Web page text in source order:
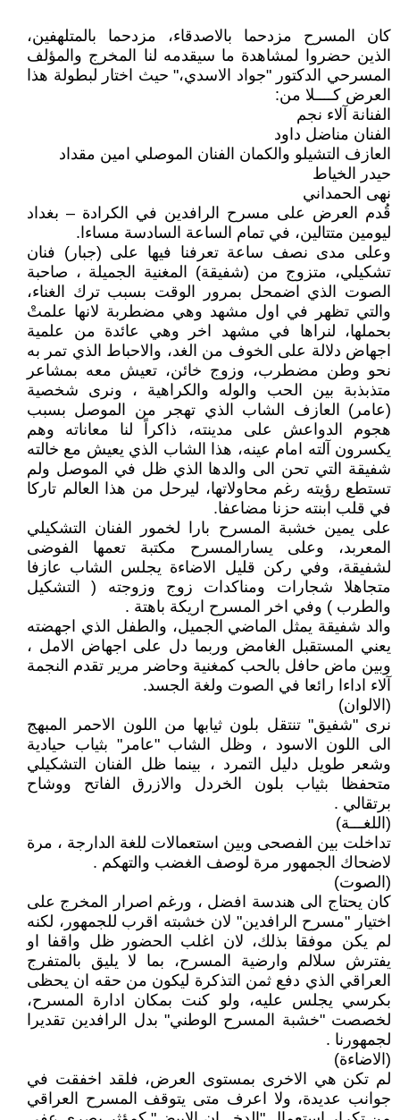
كان المسرح مزدحما بالاصدقاء، مزدحما بالمتلهفين،
الذين حضروا لمشاهدة ما سيقدمه لنا المخرج والمؤلف
المسرحي الدكتور "جواد الاسدي،" حيث اختار لبطولة هذا
العرض كــــلا من:
الفنانة آلاء نجم
الفنان مناضل داود
العازف التشيلو والكمان الفنان الموصلي امين مقداد
حيدر الخياط
نهى الحمداني
قُدم العرض على مسرح الرافدين في الكرادة – بغداد
ليومين متتالين، في تمام الساعة السادسة مساءا.
وعلى مدى نصف ساعة تعرفنا فيها على (جبار) فنان
تشكيلي، متزوج من (شفيقة) المغنية الجميلة ، صاحبة
الصوت الذي اضمحل بمرور الوقت بسبب ترك الغناء،
والتي تظهر في اول مشهد وهي مضطربة لانها علمتْ
بحملها، لنراها في مشهد اخر وهي عائدة من علمية
اجهاض دلالة على الخوف من الغد، والاحباط الذي تمر به
نحو وطن مضطرب، وزوج خائن، تعيش معه بمشاعر
متذبذبة بين الحب والوله والكراهية ، ونرى شخصية
(عامر) العازف الشاب الذي تهجر من الموصل بسبب
هجوم الدواعش على مدينته، ذاكراً لنا معاناته وهم
يكسرون آلته امام عينه، هذا الشاب الذي يعيش مع خالته
شفيقة التي تحن الى والدها الذي ظل في الموصل ولم
تستطع رؤيته رغم محاولاتها، ليرحل من هذا العالم تاركا
في قلب ابنته حزنا مضاعفا.
على يمين خشبة المسرح بارا لخمور الفنان التشكيلي
المعربد، وعلى يسارالمسرح مكتبة تعمها الفوضى
لشفيقة، وفي ركن قليل الاضاءة يجلس الشاب عازفا
متجاهلا شجارات ومناكدات زوج وزوجته ( التشكيل
والطرب ) وفي اخر المسرح اريكة باهتة .
والد شفيقة يمثل الماضي الجميل، والطفل الذي اجهضته
يعني المستقبل الغامض وربما دل على اجهاض الامل ،
وبين ماض حافل بالحب كمغنية وحاضر مرير تقدم النجمة
آلاء اداءا رائعا في الصوت ولغة الجسد.
(الالوان)
نرى "شفيق" تنتقل بلون ثيابها من اللون الاحمر المبهج
الى اللون الاسود ، وظل الشاب "عامر" بثياب حيادية
وشعر طويل دليل التمرد ، بينما ظل الفنان التشكيلي
متحفظا بثياب بلون الخردل والازرق الفاتح ووشاح
برتقالي .
(اللغـــة)
تداخلت بين الفصحى وبين استعمالات للغة الدارجة ، مرة
لاضحاك الجمهور مرة لوصف الغضب والتهكم .
(الصوت)
كان يحتاج الى هندسة افضل ، ورغم اصرار المخرج على
اختيار "مسرح الرافدين" لان خشبته اقرب للجمهور، لكنه
لم يكن موفقا بذلك، لان اغلب الحضور ظل واقفا او
يفترش سلالم وارضية المسرح، بما لا يليق بالمتفرج
العراقي الذي دفع ثمن التذكرة ليكون من حقه ان يحظى
بكرسي يجلس عليه، ولو كنت بمكان ادارة المسرح،
لخصصت "خشبة المسرح الوطني" بدل الرافدين تقديرا
لجمهورنا .
(الاضاءة)
لم تكن هي الاخرى بمستوى العرض، فلقد اخفقت في
جوانب عديدة، ولا اعرف متى يتوقف المسرح العراقي